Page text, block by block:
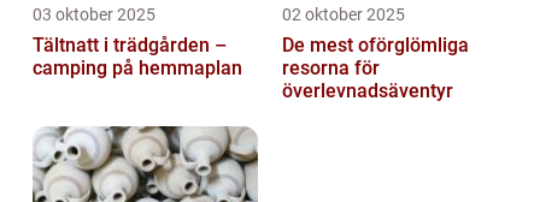
03 oktober 2025
Tältnatt i trädgården –
camping på hemmaplan
02 oktober 2025
De mest oförglömliga
resorna för
överlevnadsäventyr